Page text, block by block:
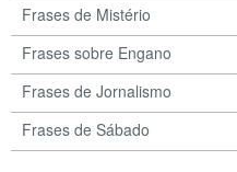
Frases de Mistério
Frases sobre Engano
Frases de Jornalismo
Frases de Sábado